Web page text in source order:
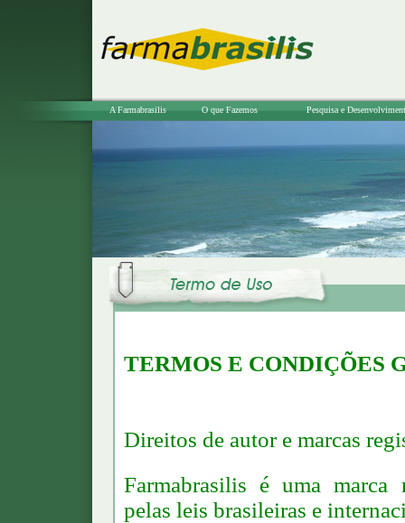
A Farmabrasilis O que Fazemos Pesquisa e
TERMOS E CONDIÇÕES
Direitos de autor e marcas
Farmabrasilis é uma marca
pelas leis brasileiras e